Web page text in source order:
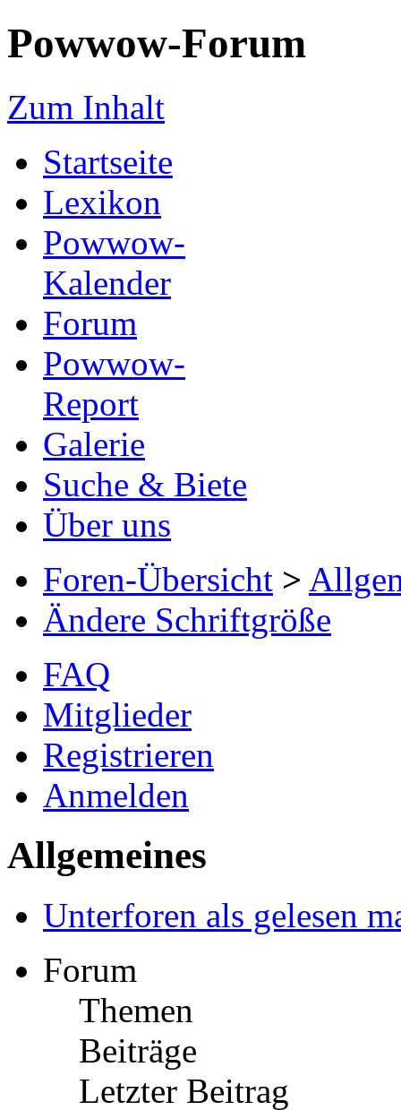
Powwow-Forum
Zum Inhalt
Startseite
Lexikon
Powwow-
Kalender
Forum
Powwow-
Report
Galerie
Suche & Biete
Über uns
Foren-Übersicht >
Ändere Schriftgröße
FAQ
Mitglieder
Registrieren
Anmelden
Allgemeines
Unterforen als gelesen
Forum
Themen
Beiträge
Letzter Beitrag